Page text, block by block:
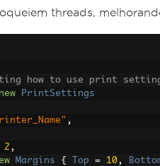
threads,
how to use print
new
PrintSettings
,
2 ,
Margins { Top = 10,